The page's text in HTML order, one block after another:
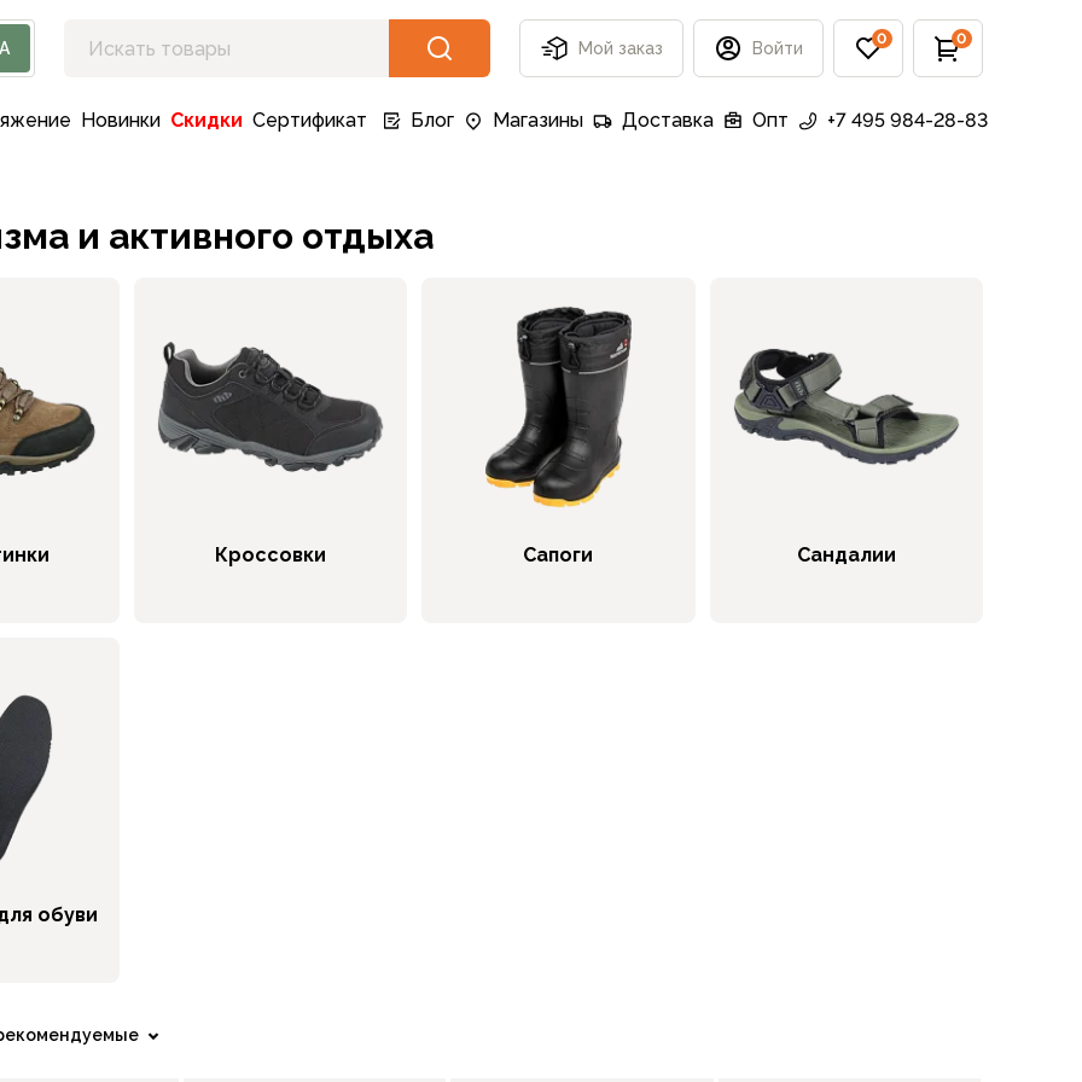
Мой заказ Войти 0 0
Новинки Скидки Сертификат Блог Магазины Доставка Опт +7 495 984-28-83
и активного отдыха
Кроссовки Сапоги Сандалии
обуви